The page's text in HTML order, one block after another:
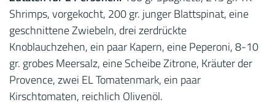
Shrimps, vorgekocht, 200 gr. junger Blattspinat, eine
geschnittene Zwiebeln, drei zerdrückte
Knoblauchzehen, ein paar Kapern, eine Peperoni, 8-10
gr. grobes Meersalz, eine Scheibe Zitrone, Kräuter der
Provence, zwei EL Tomatenmark, ein paar
Kirschtomaten, reichlich Olivenöl.